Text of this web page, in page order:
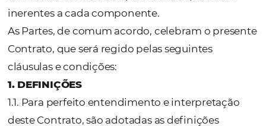
Licenciadora;
O Cliente ao aderir a este Contrato, poderá
adquirir novos produtos através de Termo
Adesão, aditamento, contratação online ou
tacitamente utilizando os produtos;
Todo e qualquer desenvolvimento que